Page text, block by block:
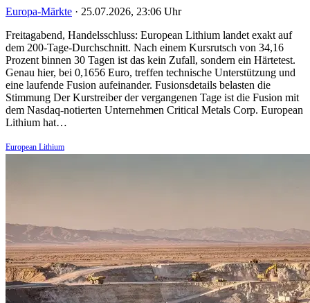
Europa-Märkte · 25.07.2026, 23:06 Uhr
Freitagabend, Handelsschluss: European Lithium landet exakt auf
dem 200-Tage-Durchschnitt. Nach einem Kursrutsch von 34,16
Prozent binnen 30 Tagen ist das kein Zufall, sondern ein Härtetest.
Genau hier, bei 0,1656 Euro, treffen technische Unterstützung und
eine laufende Fusion aufeinander. Fusionsdetails belasten die
Stimmung Der Kurstreiber der vergangenen Tage ist die Fusion mit
dem Nasdaq-notierten Unternehmen Critical Metals Corp. European
Lithium hat…
European Lithium